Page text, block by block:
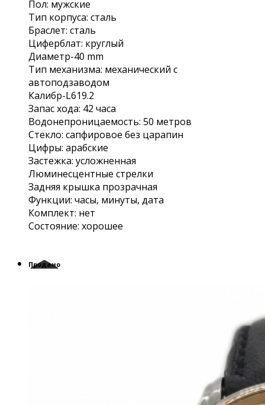
Пол: мужские
Тип корпуса: сталь
Браслет: сталь
Циферблат: круглый
Диаметр-40 mm
Тип механизма: механический с
автоподзаводом
Калибр-L619.2
Запас хода: 42 часа
Водонепроницаемость: 50 метров
Стекло: сапфировое без царапин
Цифры: арабские
Застежка: усложненная
Люминесцентные стрелки
Задняя крышка прозрачная
Функции: часы, минуты, дата
Комплект: нет
Состояние: хорошее
Продано